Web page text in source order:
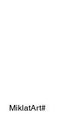
MiklatArt#